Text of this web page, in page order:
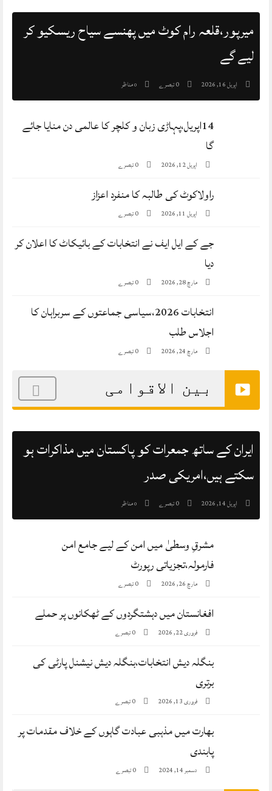
میرپور،قلعہ رام کوٹ میں پھنسے سیاح ریسکیو کر
لیے گے
اپریل 16, 2026 0 تبصرے 0مناظر
14اپریل،پہاڑی زبان و کلچر کا عالمی دن منایا جائے
گا
اپریل 12, 2026
راولاکوٹ کی طالبہ کا منفرد اعزاز
اپریل 11, 2026
جے کے ایل ایف نے انتخابات کے بائیکاٹ کا اعلان کر
دیا
مارچ 28, 2026
انتخابات 2026،سیاسی جماعتوں کے سربراہان کا
اجلاس طلب
مارچ 24, 2026
بین الاقوامی
ایران کے ساتھ جمعرات کو پاکستان میں مذاکرات ہو
سکتے ہیں،امریکی صدر
اپریل 14, 2026 0 تبصرے 0مناظر
مشرقِ وسطیٰ میں امن کے لیے جامع امن
فارمولہ،تجزیاتی رپورٹ
مارچ 26, 2026
افغانستان میں دہشتگردوں کے ٹھکانوں پر حملے
فروری 22, 2026
بنگلہ دیش انتخابات،بنگلہ دیش نیشنل پارٹی کی
برتری
فروری 13, 2026
بھارت میں مذہبی عبادت گاہوں کے خلاف مقدمات پر
پابندی
دسمبر 14, 2024